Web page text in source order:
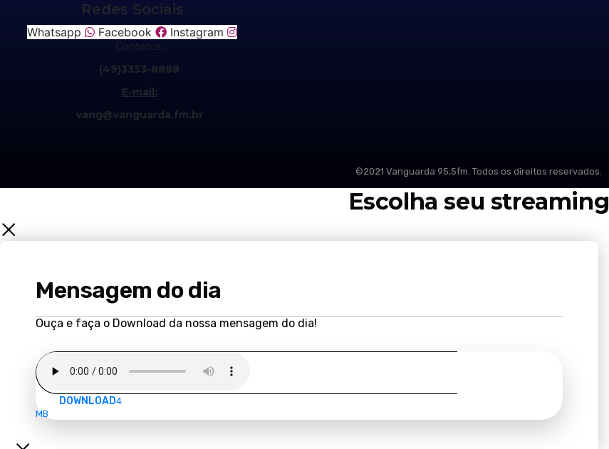
Redes Sociais
Whatsapp Facebook Instagram
Contatos:
(49)3353-8888
E-mail:
vang@vanguarda.fm.br
©2021 Vanguarda 95,5fm. Todos os direitos reservados.
Escolha seu streaming
Mensagem do dia
Ouça e faça o Download da nossa mensagem do dia!
DOWNLOAD4
MB